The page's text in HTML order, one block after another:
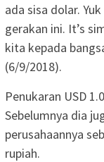
ada sisa dolar.
gerakan ini. It’s
kita kepada
(6/9/2018).
Penukaran USD
Sebelumnya dia
perusahaannya
rupiah.